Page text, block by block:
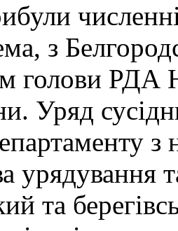
з
голови РДА
Уряд
з
та